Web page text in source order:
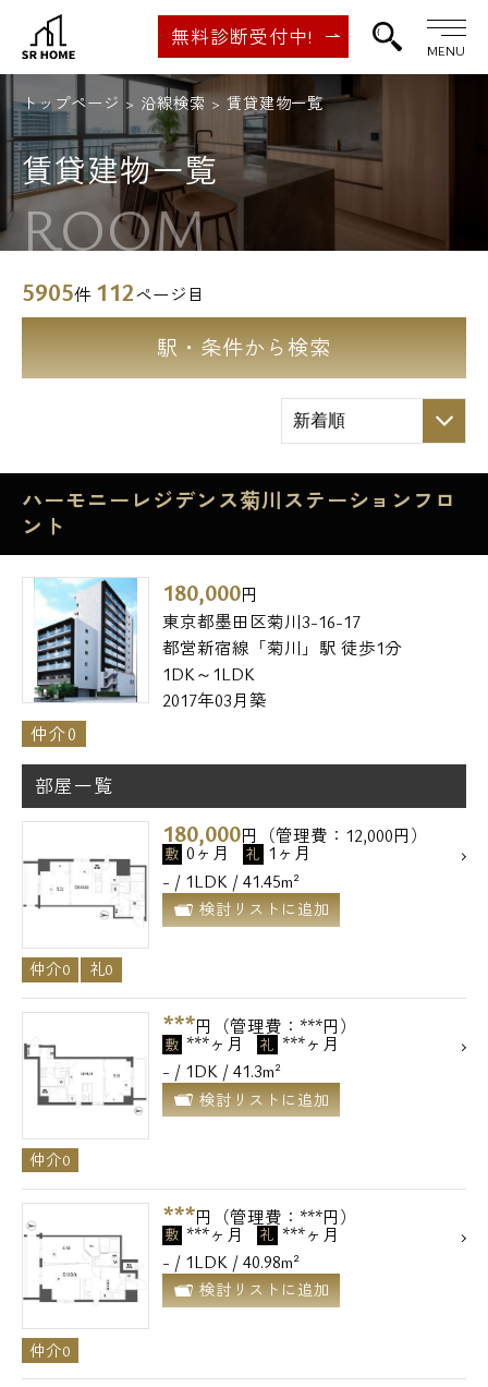
無料診断受付中!
MENU
トップページ 沿線検索 賃貸建物一覧
賃貸建物一覧
ROOM
5905件 112ページ目
駅・条件から検索
ハーモニーレジデンス菊川ステーションフロ
ント
180,000円
東京都墨田区菊川3-16-17
都営新宿線「菊川」駅 徒歩1分
1DK～1LDK
2017年03月築
仲介0
部屋一覧
180,000円（管理費：12,000円）
敷 0ヶ月 礼 1ヶ月
- / 1LDK / 41.45m²
検討リストに追加
仲介0 礼0
***円（管理費：***円）
敷 ***ヶ月 礼 ***ヶ月
- / 1DK / 41.3m²
検討リストに追加
仲介0
***円（管理費：***円）
敷 ***ヶ月 礼 ***ヶ月
- / 1LDK / 40.98m²
検討リストに追加
仲介0